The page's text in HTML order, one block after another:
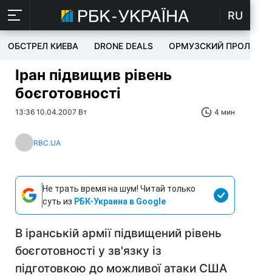
RU
ОБСТРЕЛ КИЕВА DRONE DEALS ОРМУЗСКИЙ ПРОЛИВ
Іран підвищив рівень
боєготовності
13:36 10.04.2007 Вт 4 мин
RBC.UA
Не трать время на шум! Читай только
суть из РБК-Украина в Google
В іранській армії підвищений рівень
боєготовності у зв'язку із
підготовкою до можливої атаки США